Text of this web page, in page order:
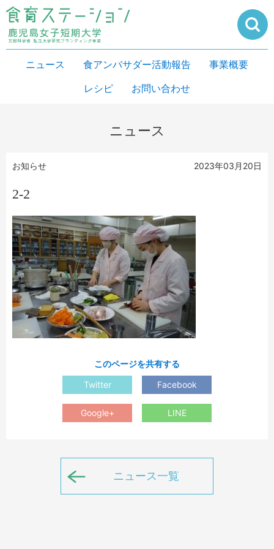
ニュース 食アンバサダー活動報告
事業概要
レシピ
お問い合わせ
ニュース
お知らせ 2023年03月20日
2‐2
このページを共有する
Twitter
Facebook
Google+ LINE
ニュース一覧